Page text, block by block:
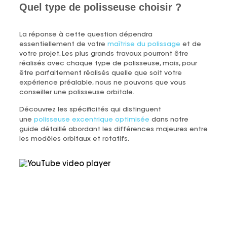
Quel type de polisseuse choisir ?
La réponse à cette question dépendra
essentiellement de votre maîtrise du polissage et de
votre projet. Les plus grands travaux pourront être
réalisés avec chaque type de polisseuse, mais, pour
être parfaitement réalisés quelle que soit votre
expérience préalable, nous ne pouvons que vous
conseiller une polisseuse orbitale.
Découvrez les spécificités qui distinguent
une polisseuse excentrique optimisée dans notre
guide détaillé abordant les différences majeures entre
les modèles orbitaux et rotatifs.